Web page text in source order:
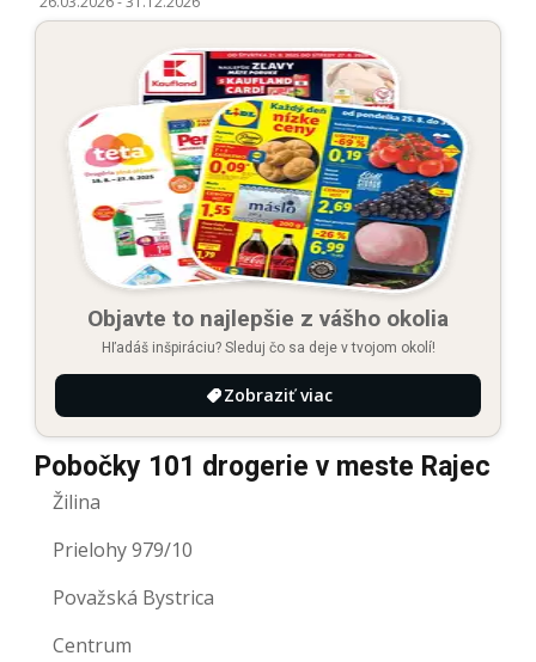
Objavte to najlepšie z vášho okolia
Hľadáš inšpiráciu? Sleduj čo sa deje v tvojom okolí!
Zobraziť viac
Pobočky 101 drogerie v meste Rajec
Žilina
Prielohy 979/10
Považská Bystrica
Centrum